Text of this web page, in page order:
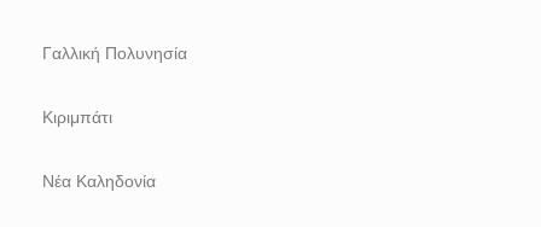
Γαλλική Πολυνησία
Κιριμπάτι
Νέα Καληδονία